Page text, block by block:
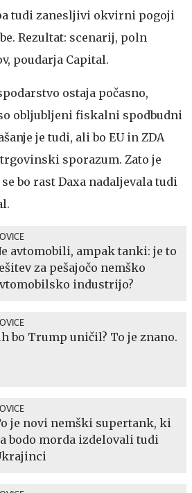
tudi zanesljivi okvirni pogoji
Rezultat: scenarij, poln
poudarja Capital.
ostaja počasno,
obljubljeni fiskalni spodbudni
je tudi, ali bo EU in ZDA
sporazum. Zato je
bo rast Daxa nadaljevala tudi
avtomobili, ampak tanki: je to
za pešajočo nemško
industrijo?
bo Trump uničil? To je znano.
je novi nemški supertank, ki
bodo morda izdelovali tudi